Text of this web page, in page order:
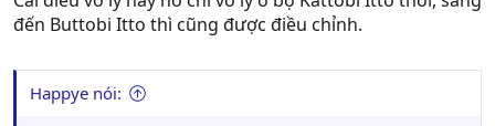
đến Buttobi Itto thì cũng được điều chỉnh.
Happye nói: